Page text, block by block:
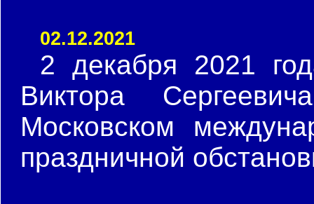
02.12.2021
2 декабря 2021
Виктора
Московском
праздничной